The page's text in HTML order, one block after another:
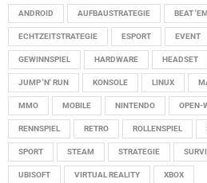
ANDROID AUFBAUSTRATEGIE BEAT
ECHTZEITSTRATEGIE ESPORT EVENT
GEWINNSPIEL HARDWARE HEADSET
JUMP 'N' RUN KONSOLE LINUX
MMO MOBILE NINTENDO OPEN-
RENNSPIEL RETRO ROLLENSPIEL
SPORT STEAM STRATEGIE
UBISOFT VIRTUAL REALITY XBOX